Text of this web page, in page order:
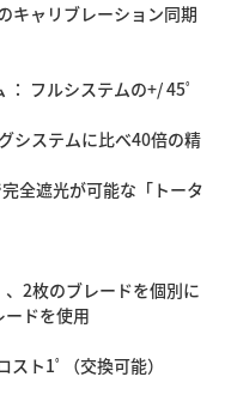
キャリブレーション同期
フルシステムの+/ 45ﾟ
システムに比べ40倍の精
全遮光が可能な「トータ
、2枚のブレードを個別に
ドを使用
ト1ﾟ（交換可能）